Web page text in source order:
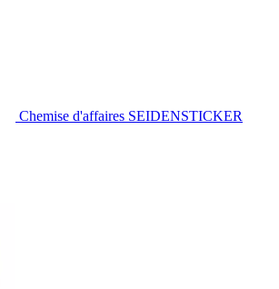
Chemise d'affaires SEIDENSTICKER